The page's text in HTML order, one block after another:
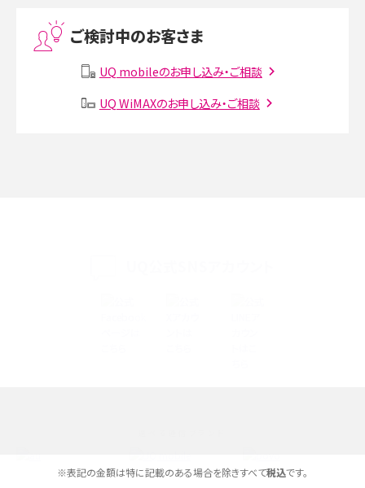
Instagram（インスタグラム）でスクショするとバレる？バレるケースや撮り方も解
SMSとは？料金やできること、注意点や届かない時の対処法を解説
高校生にスマホ制限は必要？所持率やメリット・デメリットを詳しく紹介
ご検討中のお客さま
UQ mobileのお申し込み・ご相談
UQ WiMAXのお申し込み・ご相談
※表記の金額は特に記載のある場合を除きすべて税込です。